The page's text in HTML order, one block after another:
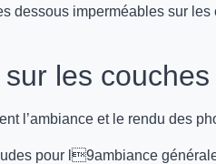
dessous imperméables sur
les
l’ambiance et le rendu des
pour l9ambiance